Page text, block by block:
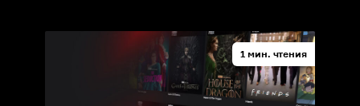
1 мин. чтения